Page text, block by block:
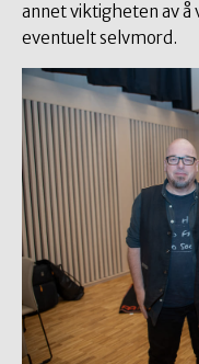
annet viktigheten av
eventuelt selvmord.